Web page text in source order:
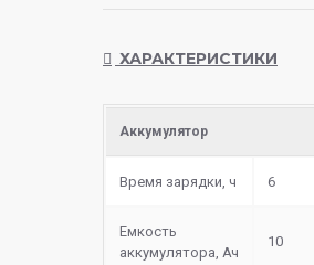
ХАРАКТЕРИСТИКИ
Аккумулятор
Время зарядки, ч 6
Емкость
аккумулятора, Ач
10